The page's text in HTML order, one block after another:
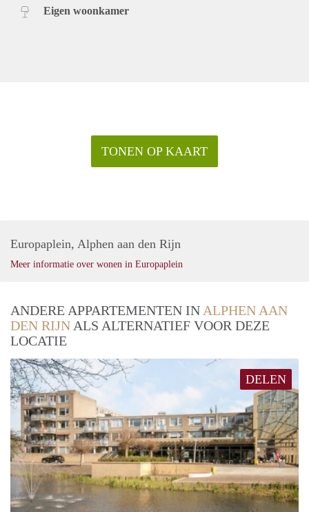
Eigen woonkamer
TONEN OP KAART
Europaplein, Alphen aan den Rijn
Meer informatie over wonen in Europaplein
ANDERE APPARTEMENTEN IN ALPHEN AAN
DEN RIJN ALS ALTERNATIEF VOOR DEZE
LOCATIE
DELEN